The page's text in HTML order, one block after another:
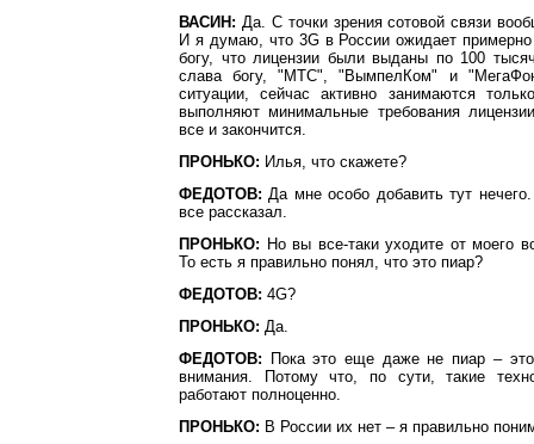
ВАСИН: Да. С точки зрения сотовой связи
И я думаю, что 3G в России ожидает
богу, что лицензии были выданы по 100
слава богу, "МТС", "ВымпелКом" и
ситуации, сейчас активно занимаются
выполняют минимальные требования
все и закончится.
ПРОНЬКО: Илья, что скажете?
ФЕДОТОВ: Да мне особо добавить тут
все рассказал.
ПРОНЬКО: Но вы все-таки уходите от моего
То есть я правильно понял, что это пиар?
ФЕДОТОВ: 4G?
ПРОНЬКО: Да.
ФЕДОТОВ: Пока это еще даже не пиар – это
внимания. Потому что, по сути, такие
работают полноценно.
ПРОНЬКО: В России их нет – я правильно